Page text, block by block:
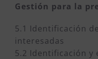
Gestión para la
5.1 Identificación
interesadas
5.2 Identificación y